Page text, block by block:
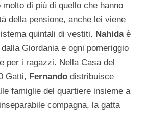
di più di quello che hanno
della pensione, anche lei viene
quintali di vestiti. Nahidaè
Giordania e ogni pomeriggio
per i ragazzi. Nella Casa del
Gatti, Fernando distribuisce
famiglie del quartiere insieme a
compagna, la gatta